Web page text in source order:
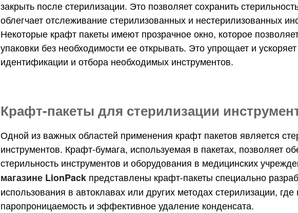
закрыть после стерилизации. Это позволяет сохранить
облегчает отслеживание стерилизованных и нестерилизованных
Некоторые крафт пакеты имеют прозрачное окно, которое
упаковки без необходимости ее открывать. Это упрощает и
идентификации и отбора необходимых инструментов.
Крафт-пакеты для стерилизации
Одной из важных областей применения крафт пакетов является
инструментов. Крафт-бумага, используемая в пакетах, позволяет
стерильность инструментов и оборудования в медицинских
магазине LionPackпредставлены крафт-пакеты специально
использования в автоклавах или других методах стерилизации,
паропроницаемость и эффективное удаление конденсата.